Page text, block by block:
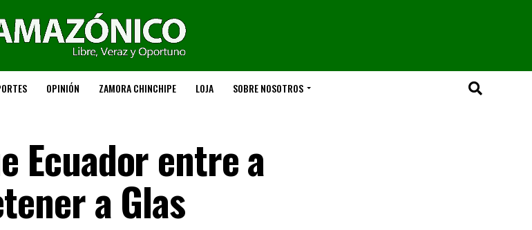
OPINIÓN ZAMORA CHINCHIPE LOJA SOBRE NOSOTROS
Ecuador entre a
a Glas